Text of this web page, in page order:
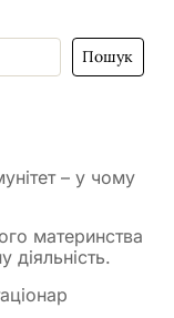
Пошук
– у чому
материнства
діяльність.